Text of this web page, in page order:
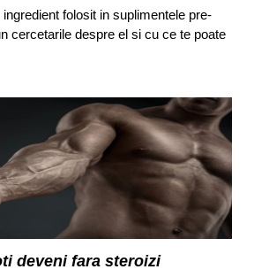
folosit in suplimentele pre-
cercetarile despre el si cu ce te poate
deveni fara steroizi